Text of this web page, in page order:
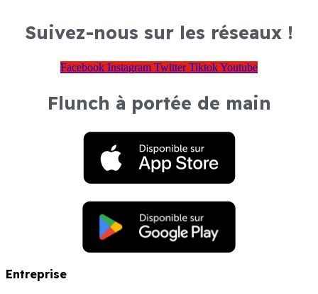
Suivez-nous sur les réseaux !
Facebook Instagram Twitter TiktokYoutube
Flunch à portée de main
Entreprise